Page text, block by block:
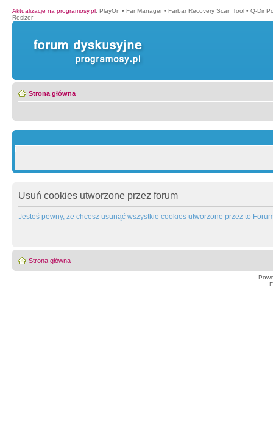
Aktualizacje na programosy.pl: PlayOn • Far Manager • Farbar Recovery Scan Tool • Q-Dir
Resizer
Strona główna
Usuń cookies utworzone przez forum
Jesteś pewny, że chcesz usunąć wszystkie cookies utworzone przez to
Strona główna